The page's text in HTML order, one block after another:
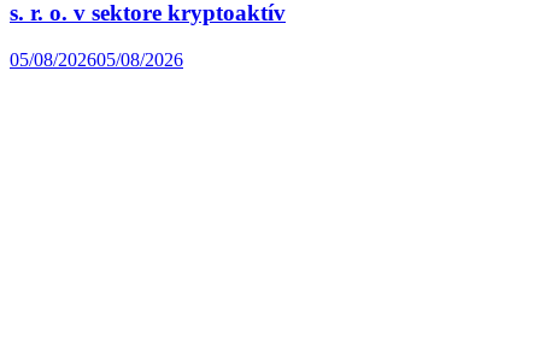
s. r. o. v sektore kryptoaktív
05/08/202605/08/2026